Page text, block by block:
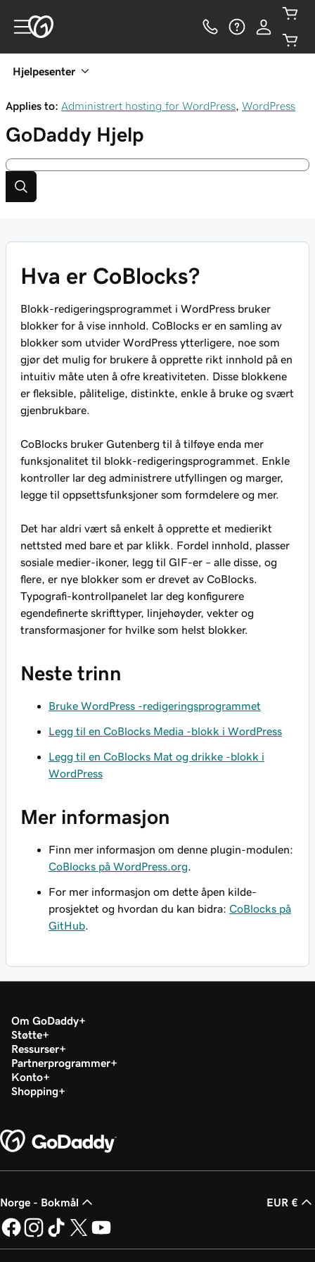
Hjelpesenter
Applies to: Administrert hosting for WordPress WordPress
GoDaddy Hjelp
Hva er CoBlocks?
Blokk-redigeringsprogrammet i WordPress bruker
blokker for å vise innhold. CoBlocks er en samling av
blokker som utvider WordPress ytterligere, noe som
gjør det mulig for brukere å opprette rikt innhold på en
intuitiv måte uten å ofre kreativiteten. Disse blokkene
er fleksible, pålitelige, distinkte, enkle å bruke og svært
gjenbrukbare.
CoBlocks bruker Gutenberg til å tilføye enda mer
funksjonalitet til blokk-redigeringsprogrammet. Enkle
kontroller lar deg administrere utfyllingen og marger,
legge til oppsettsfunksjoner som formdelere og mer.
Det har aldri vært så enkelt å opprette et medierikt
nettsted med bare et par klikk. Fordel innhold, plasser
sosiale medier-ikoner, legg til GIF-er – alle disse, og
flere, er nye blokker som er drevet av CoBlocks.
Typografi-kontrollpanelet lar deg konfigurere
egendefinerte skrifttyper, linjehøyder, vekter og
transformasjoner for hvilke som helst blokker.
Neste trinn
Bruke WordPress -redigeringsprogrammet
Legg til en CoBlocks Media -blokk i WordPress
Legg til en CoBlocks Mat og drikke -blokk i
WordPress
Mer informasjon
Finn mer informasjon om denne plugin-modulen:
CoBlocks på WordPress.org
For mer informasjon om dette åpen kilde-
prosjektet og hvordan du kan bidra: CoBlocks på
GitHub
Om GoDaddy
Støtte
Ressurser
Partnerprogrammer
Konto
Shopping
Norge - Bokmål EUR €